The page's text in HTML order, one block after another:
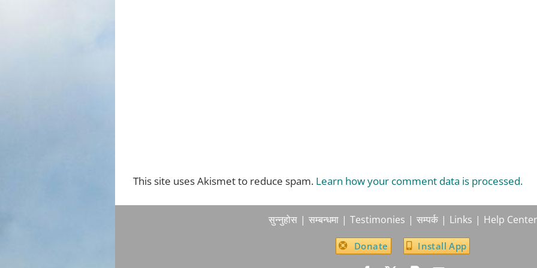
This site uses Akismet to reduce spam. Learn how your comment data is processed.
सुन्नुहोस सम्बन्धमा Testimonies सम्पर्क Links Help Center
Donate Install App